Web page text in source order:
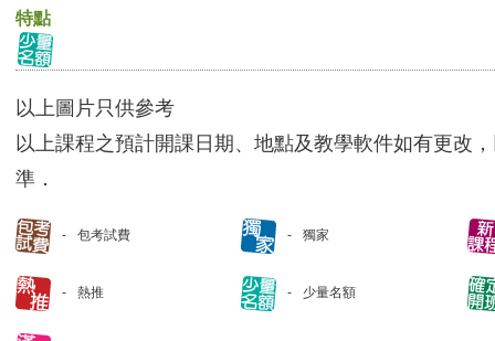
特點
以上圖片只供參考
以上課程之預計開課日期、地點及教學軟件如有更改
準．
包考試費 獨家
熱推 少量名額